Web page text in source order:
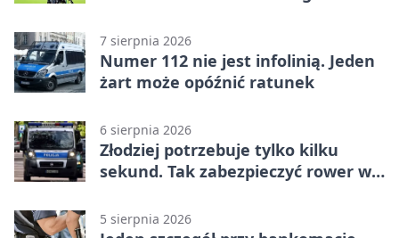
7 sierpnia 2026
Numer 112 nie jest infolinią. Jeden
żart może opóźnić ratunek
6 sierpnia 2026
Złodziej potrzebuje tylko kilku
sekund. Tak zabezpieczyć rower w
5 sierpnia 2026